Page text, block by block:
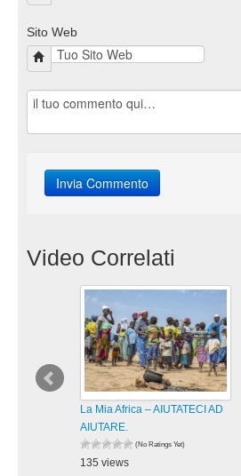
Sito Web
Video Correlati
La Mia Africa – AIUTATECI AD
AIUTARE.
(No Ratings Yet)
135 views